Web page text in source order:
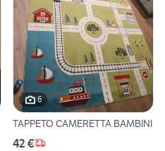
6
TAPPETO CAMERETTA BAMBINI
42 €